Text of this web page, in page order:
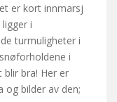
er kort innmarsj
i
turmuligheter i
i
bra! Her er
og bilder av den;